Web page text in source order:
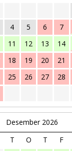
4 5 6 7
11 12 13 14
18 19 20 21
25 26 27 28
Desember 2026
T O T F